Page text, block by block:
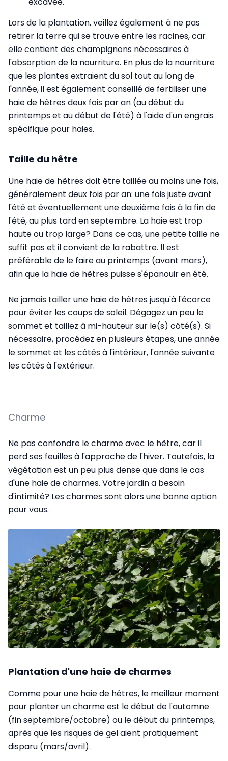
Lors de la plantation, veillez également à ne pas
retirer la terre qui se trouve entre les racines, car
elle contient des champignons nécessaires à
l'absorption de la nourriture. En plus de la nourriture
que les plantes extraient du sol tout au long de
l'année, il est également conseillé de fertiliser une
haie de hêtres deux fois par an (au début du
printemps et au début de l'été) à l'aide d'un engrais
spécifique pour haies.
Taille du hêtre
Une haie de hêtres doit être taillée au moins une fois,
généralement deux fois par an: une fois juste avant
l'été et éventuellement une deuxième fois à la fin de
l'été, au plus tard en septembre. La haie est trop
haute ou trop large? Dans ce cas, une petite taille ne
suffit pas et il convient de la rabattre. Il est
préférable de le faire au printemps (avant mars),
afin que la haie de hêtres puisse s'épanouir en été.
Ne jamais tailler une haie de hêtres jusqu'à l'écorce
pour éviter les coups de soleil. Dégagez un peu le
sommet et taillez à mi-hauteur sur le(s) côté(s). Si
nécessaire, procédez en plusieurs étapes, une année
le sommet et les côtés à l'intérieur, l'année suivante
les côtés à l'extérieur.
Charme
Ne pas confondre le charme avec le hêtre, car il
perd ses feuilles à l'approche de l'hiver. Toutefois, la
végétation est un peu plus dense que dans le cas
d'une haie de charmes. Votre jardin a besoin
d'intimité? Les charmes sont alors une bonne option
pour vous.
Plantation d'une haie de charmes
Comme pour une haie de hêtres, le meilleur moment
pour planter un charme est le début de l'automne
(fin septembre/octobre) ou le début du printemps,
après que les risques de gel aient pratiquement
disparu (mars/avril).